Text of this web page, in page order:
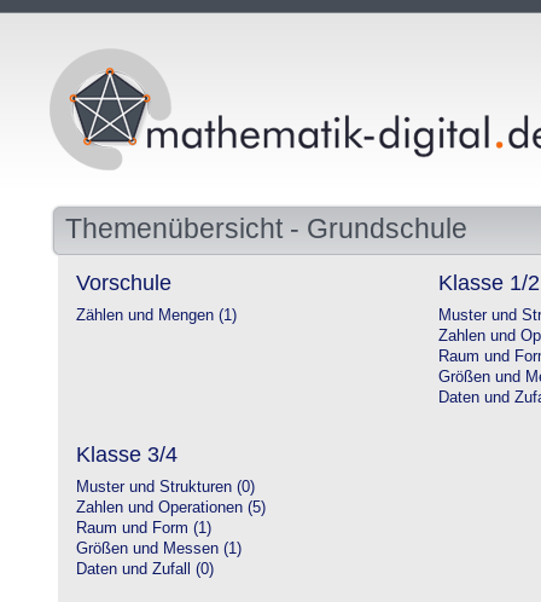
Themenübersicht - Grundschule
Vorschule
Zählen und Mengen (1)
Klasse 1/2
Muster und
Zahlen und
Raum und
Größen und
Daten und
Klasse 3/4
Muster und Strukturen (0)
Zahlen und Operationen (5)
Raum und Form (1)
Größen und Messen (1)
Daten und Zufall (0)